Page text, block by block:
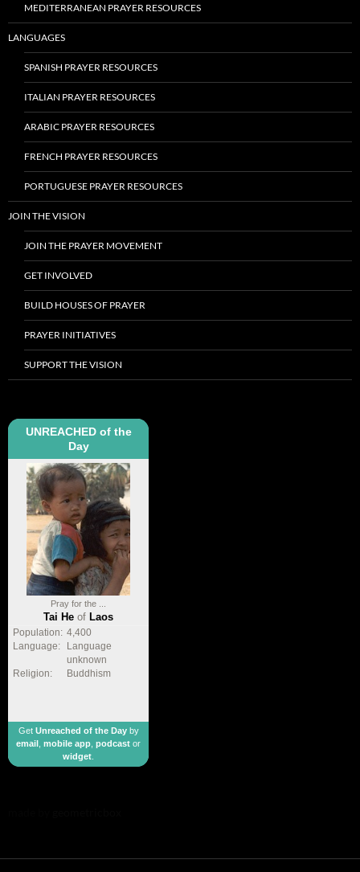
MEDITERRANEAN PRAYER RESOURCES
LANGUAGES
SPANISH PRAYER RESOURCES
ITALIAN PRAYER RESOURCES
ARABIC PRAYER RESOURCES
FRENCH PRAYER RESOURCES
PORTUGUESE PRAYER RESOURCES
JOIN THE VISION
JOIN THE PRAYER MOVEMENT
GET INVOLVED
BUILD HOUSES OF PRAYER
PRAYER INITIATIVES
SUPPORT THE VISION
UNREACHED of the
Day
Pray for the ...
Tai He of Laos
Population: 4,400
Language:
Language
unknown
Religion:
Buddhism
Get Unreached of the Dayby
email mobile app podcast or
widget